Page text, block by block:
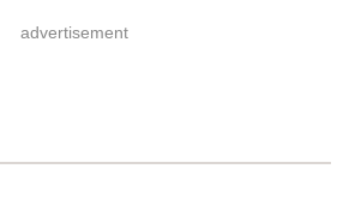
advertisement